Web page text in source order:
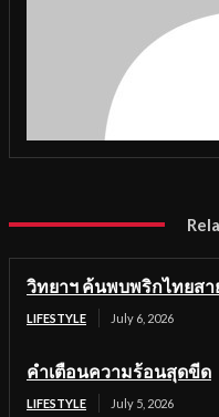
วิทยาฯ ค้นพบพริกไทยส
LIFESTYLE July 6, 2026
คำเตือนความร้อนสุดขีด
LIFESTYLE July 5, 2026